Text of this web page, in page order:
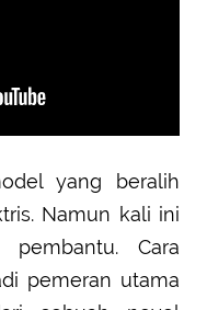
yang beralih
Namun kali ini
pembantu. Cara
pemeran utama